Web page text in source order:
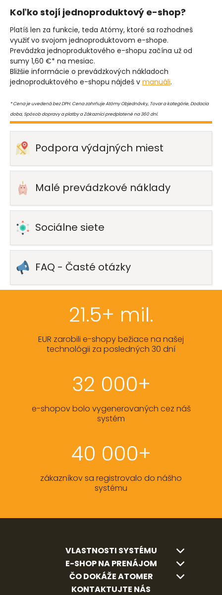
Koľko stojí jednoproduktový e-shop?
Platíš len za funkcie, teda Atómy, ktoré sa rozhodneš
využiť vo svojom jednoproduktovom e-shope.
Prevádzka jednoproduktového e-shopu začína už od
sumy 1,60 €* na mesiac.
Bližšie informácie o prevádzkových nákladoch
jednoproduktového e-shopu nájdeš v manuáli.
* Cena je uvedená bez DPH. Cena zahrňuje Atómy Objednávky, Tovar a kategórie, Dodacia
doba, Spôsob dopravy a platby a Zákazníci predplatené na 360 dní.
Podpora výdajných miest
Malé prevádzkové náklady
Sociálne siete
FAQ - Časté otázky
21.5+ mil.
EUR zarobili e-shopy bežiace na našej
technológii za posledných 30 dní
32 000+
e-shopov bolo vygenerovaných cez náš
systém
40 000+
zákazníkov sa registrovalo do nášho
systému
VLASTNOSTI SYSTÉMU
E-SHOP NA PRENÁJOM
ČO DOKÁŽE ATOMER
KONTAKTUJTE NÁS